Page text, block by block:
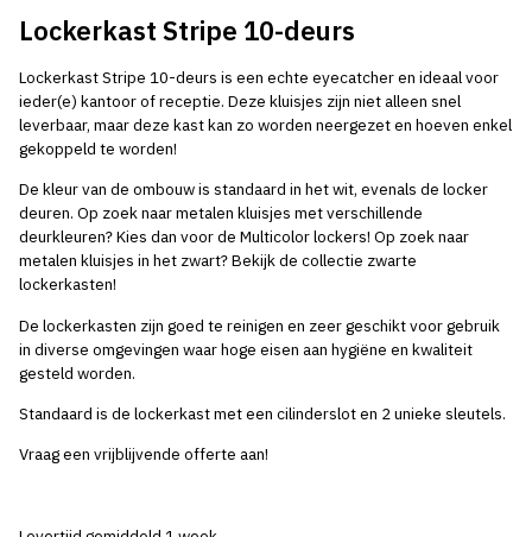
Lockerkast Stripe 10-deurs
Lockerkast Stripe 10-deurs is een echte eyecatcher en ideaal voor
ieder(e) kantoor of receptie. Deze kluisjes zijn niet alleen snel
leverbaar, maar deze kast kan zo worden neergezet en hoeven enkel
gekoppeld te worden!
De kleur van de ombouw is standaard in het wit, evenals de locker
deuren. Op zoek naar metalen kluisjes met verschillende
deurkleuren? Kies dan voor de Multicolor lockers! Op zoek naar
metalen kluisjes in het zwart? Bekijk de collectie zwarte
lockerkasten!
De lockerkasten zijn goed te reinigen en zeer geschikt voor gebruik
in diverse omgevingen waar hoge eisen aan hygiëne en kwaliteit
gesteld worden.
Standaard is de lockerkast met een cilinderslot en 2 unieke sleutels.
Vraag een vrijblijvende offerte aan!